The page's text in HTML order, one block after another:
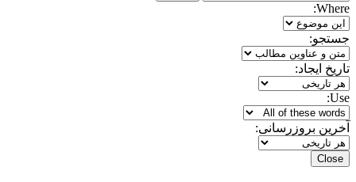
Where:
جستجو:
تاریخ ایجاد:
Use:
آخرین بروزرسانی:
Close